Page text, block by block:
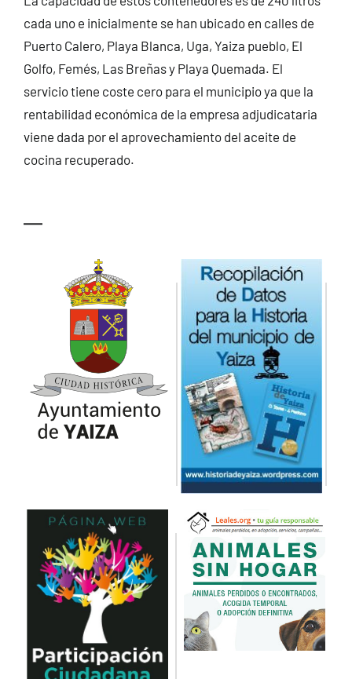
cada uno e inicialmente se han ubicado en calles de
Puerto Calero, Playa Blanca, Uga, Yaiza pueblo, El
Golfo, Femés, Las Breñas y Playa Quemada. El
servicio tiene coste cero para el municipio ya que la
rentabilidad económica de la empresa adjudicataria
viene dada por el aprovechamiento del aceite de
cocina recuperado.
—